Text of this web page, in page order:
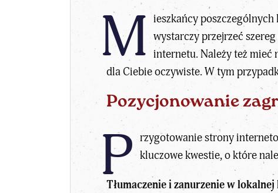
M ieszkańcy
wystarczy przejrzeć
internetu. Należy też mieć
dla Ciebie oczywiste. W tym
Pozycjonowanie
P rzygotowanie strony
kluczowe kwestie, o które
Tłumaczenie i zanurzenie w